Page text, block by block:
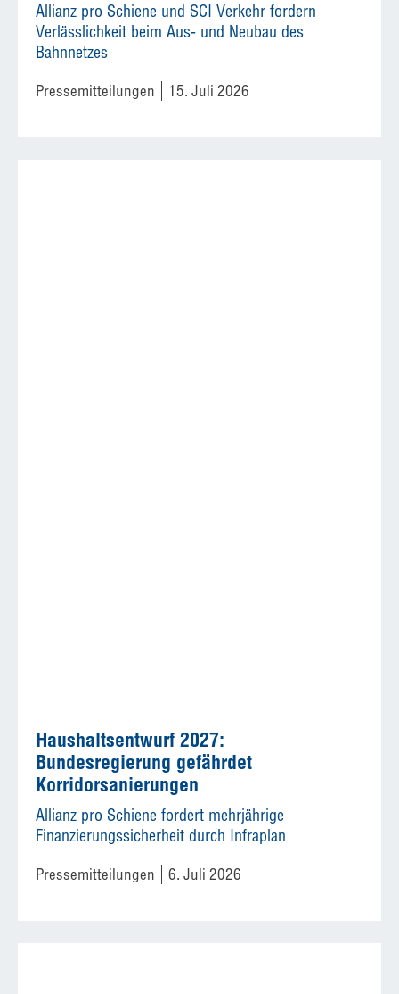
Allianz pro Schiene und SCI Verkehr fordern
Verlässlichkeit beim Aus- und Neubau des
Bahnnetzes
Pressemitteilungen 15. Juli 2026
Haushaltsentwurf 2027:
Bundesregierung gefährdet
Korridorsanierungen
Allianz pro Schiene fordert mehrjährige
Finanzierungssicherheit durch Infraplan
Pressemitteilungen 6. Juli 2026